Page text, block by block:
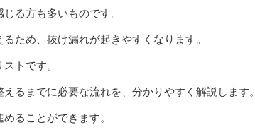
る方も多いものです。
ため、抜け漏れが起きやすくなります。
トです。
るまでに必要な流れを、分かりやすく解説します。
ることができます。